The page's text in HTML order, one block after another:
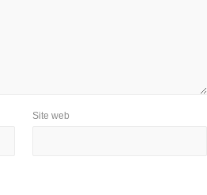
Site web